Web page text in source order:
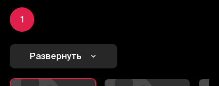
1
Развернуть
1
Отправить
Отменить